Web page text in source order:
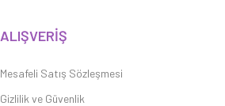
ALIŞVERİŞ
Mesafeli Satış Sözleşmesi
Gizlilik ve Güvenlik